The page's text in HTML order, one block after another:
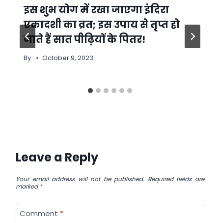
इस शुभ योग में रखा जाएगा इंदिरा
एकादशी का व्रत; इस उपाय से तृप्त हो
जाते हैं सात पीढ़ियों के पितर!
By October 9, 2023
Leave a Reply
Your email address will not be published. Required fields are
marked*
Comment *